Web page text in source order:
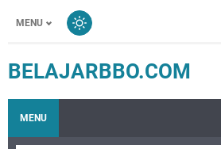
MENU
BELAJARBBO.COM
MENU